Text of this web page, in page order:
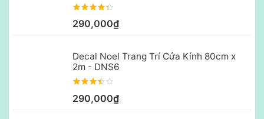
290,000₫
Decal Noel Trang Trí Cửa Kính 80cm x
2m - DNS6
290,000₫